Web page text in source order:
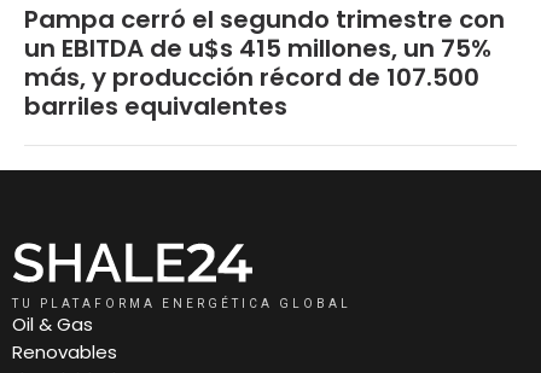
Pampa cerró el segundo trimestre con
un EBITDA de u$s 415 millones, un 75%
más, y producción récord de 107.500
barriles equivalentes
TU PLATAFORMA ENERGÉTICA GLOBAL
Oil & Gas
Renovables